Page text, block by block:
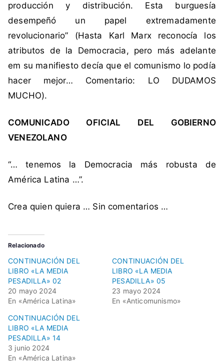
n
i
m
a
,
r
M
a
x
r
i
d
o
C
o
m
n
i
s
producción y distribución. Esta burguesía
desempeñó un papel extremadamente
revolucionario” (Hasta Karl Marx reconocía los
atributos de la Democracia, pero más adelante
em su manifiesto decía que el comunismo lo podía
hacer mejor… Comentario: LO DUDAMOS
MUCHO).
COMUNICADO OFICIAL DEL GOBIERNO
VENEZOLANO
“… tenemos la Democracia más robusta de
América Latina …”.
Crea quien quiera … Sin comentarios …
Relacionado
CONTINUACIÓN DEL
LIBRO «LA MEDIA
PESADILLA» 02
20 mayo 2024
En «América Latina»
CONTINUACIÓN DEL
LIBRO «LA MEDIA
PESADILLA» 05
23 mayo 2024
En «Anticomunismo»
CONTINUACIÓN DEL
LIBRO «LA MEDIA
PESADILLA» 14
3 junio 2024
En «América Latina»